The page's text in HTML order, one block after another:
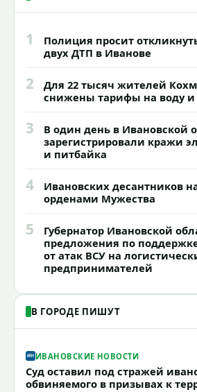
1
Полиция просит
двух ДТП в Иванове
2
Для 22 тысяч жителей
снижены тарифы на воду и
3
В один день в Ивановской
зарегистрировали кражи
и питбайка
4
Ивановских десантников
орденами Мужества
5
Губернатор Ивановской
предложения по
от атак ВСУ на
предпринимателей
В ГОРОДЕ ПИШУТ
ИВАНОВСКИЕ НОВОСТИ
Суд оставил под стражей
обвиняемого в призывах к